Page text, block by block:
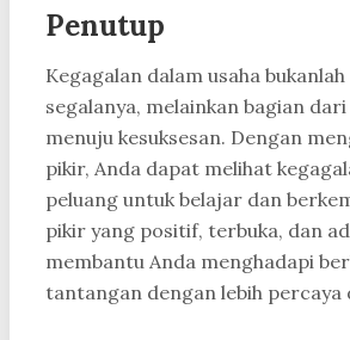
Penutup
Kegagalan dalam usaha
segalanya, melainkan bagian
menuju kesuksesan. Dengan
pikir, Anda dapat melihat
peluang untuk belajar dan
pikir yang positif, terbuka, dan
membantu Anda menghadapi
tantangan dengan lebih percaya